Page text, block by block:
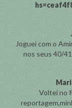
Joguei com o
nos seus 40/
Voltei no